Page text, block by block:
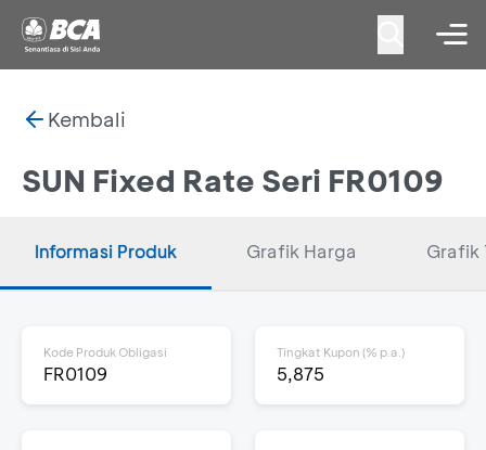
Kembali
SUN Fixed Rate Seri FR0109
Informasi Produk Grafik Harga Grafik
Kode Produk Obligasi
FR0109
Tingkat Kupon (% p.a.)
5,875